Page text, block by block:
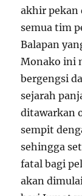
akhir pekan
semua tim
Balapan
Monako ini
bergengsi
sejarah
ditawarkan
sempit
sehingga
fatal bagi
akan